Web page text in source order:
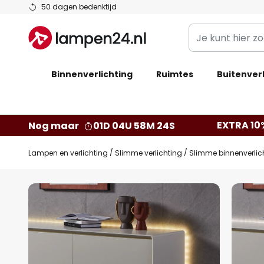
50 dagen bedenktijd
Ga
de
inhoud
Je
kunt
zoeken
webwinkel
Binnenverlichting Ruimtes
Nog maar 01D 04U 58M 23S EXTRA
Lampen en verlichting Slimme verlichting Slimme
Ga
het
einde